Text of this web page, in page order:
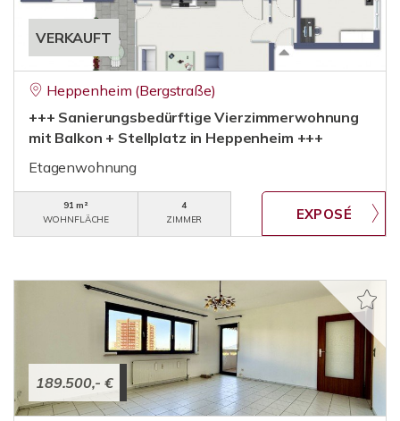
VERKAUFT
Heppenheim (Bergstraße)
+++ Sanierungsbedürftige Vierzimmerwohnung
mit Balkon + Stellplatz in Heppenheim +++
Etagenwohnung
91 m²
WOHNFLÄCHE
4
ZIMMER
189.500,- €